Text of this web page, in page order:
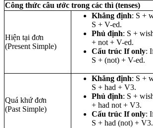
Công thức câu ước trong các thì (tenses)
Hiện tại đơn
(Present Simple)
Khẳng định: S +
S + V-ed.
Phủ định: S +
+ not + V-ed.
Cấu trúc If only:
S + (not) + V-ed.
Quá khứ đơn
(Past Simple)
Khẳng định: S +
S + had + V3.
Phủ định: S +
+ had not + V3.
Cấu trúc If only:
S + had (not) + V3.